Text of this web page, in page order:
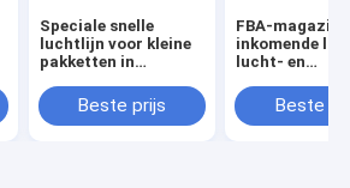
Speciale snelle
luchtlijn voor kleine
pakketten in
e-commerce
Beste prijs
FBA-magazijn
inkomende
lucht- en
transport
Beste